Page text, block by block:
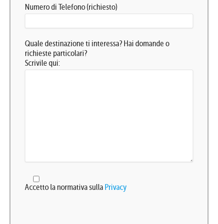
Numero di Telefono (richiesto)
Quale destinazione ti interessa? Hai domande o
richieste particolari?
Scrivile qui:
Accetto la normativa sulla Privacy